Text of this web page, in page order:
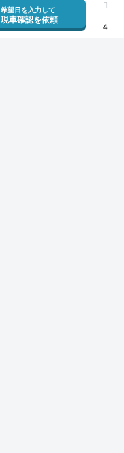
希望日を入力して
現車確認を依頼
4